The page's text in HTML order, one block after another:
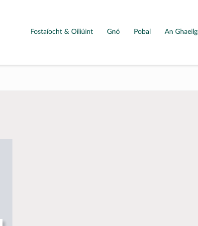
Fostaíocht & Oiliúint Gnó Pobal An